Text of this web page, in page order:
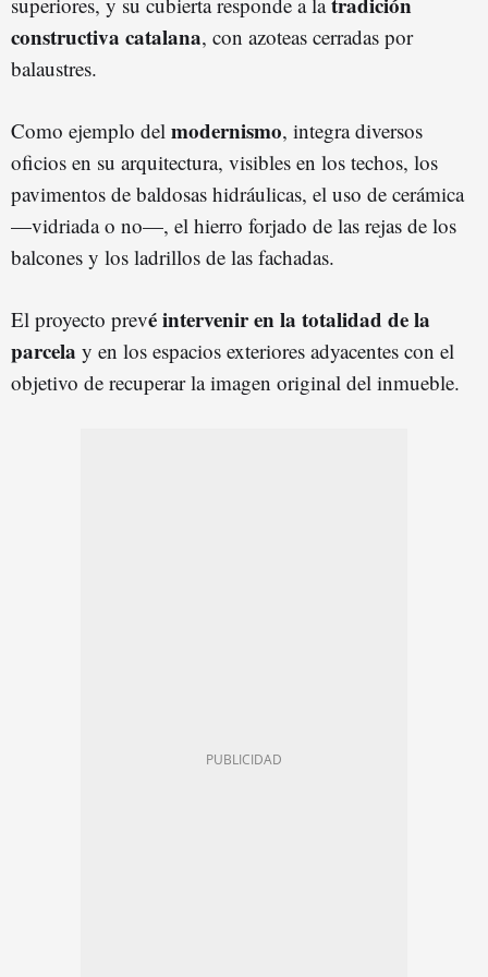
constructiva catalana, con azoteas cerradas por
balaustres.
Como ejemplo del modernismo, integra diversos
oficios en su arquitectura, visibles en los techos, los
pavimentos de baldosas hidráulicas, el uso de cerámica
—vidriada o no—, el hierro forjado de las rejas de los
balcones y los ladrillos de las fachadas.
El proyecto prevé intervenir en la totalidad de la
parcela y en los espacios exteriores adyacentes con el
objetivo de recuperar la imagen original del inmueble.